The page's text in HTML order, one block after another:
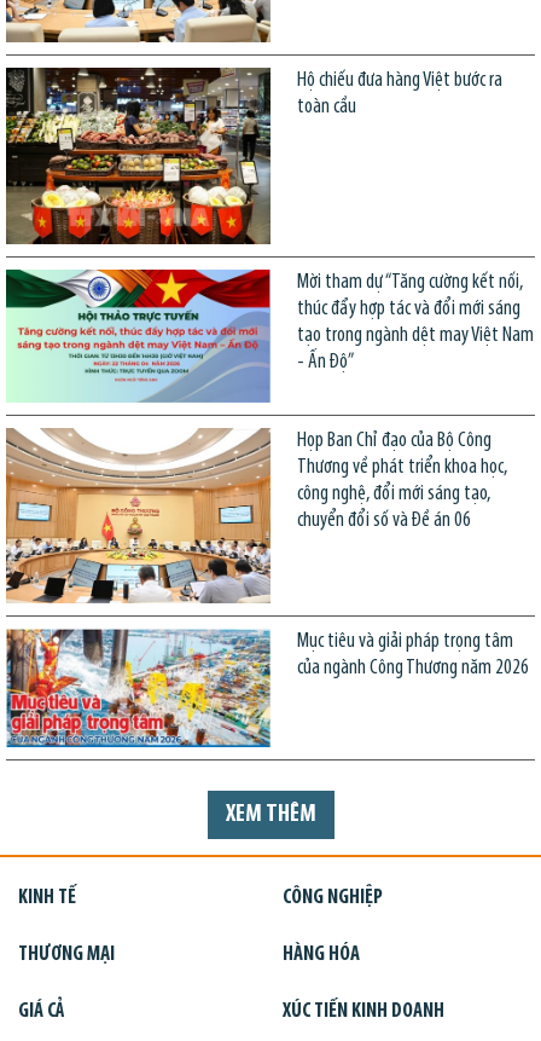
Hộ chiếu đưa hàng Việt bước ra
toàn cầu
Mời tham dự “Tăng cường kết nối,
thúc đẩy hợp tác và đổi mới sáng
tạo trong ngành dệt may Việt Nam
- Ấn Độ”
Họp Ban Chỉ đạo của Bộ Công
Thương về phát triển khoa học,
công nghệ, đổi mới sáng tạo,
chuyển đổi số và Đề án 06
Mục tiêu và giải pháp trọng tâm
của ngành Công Thương năm 2026
XEM THÊM
KINH TẾ CÔNG NGHIỆP
THƯƠNG MẠI HÀNG HÓA
GIÁ CẢ XÚC TIẾN KINH DOANH